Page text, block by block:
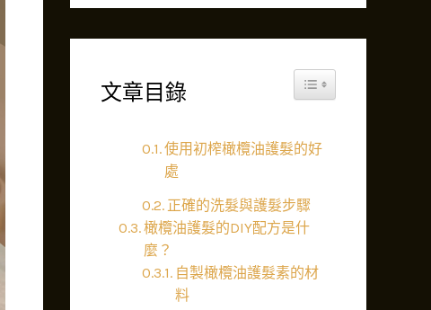
文章目錄
Toggle Table of Content
使用初榨橄欖油護髮的好
處
正確的洗髮與護髮步驟
橄欖油護髮的DIY配方是什
麼？
自製橄欖油護髮素的材
料